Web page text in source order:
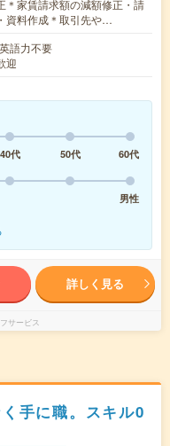
＊家賃請求額の減額修正・請
資料作成＊取引先や…
語力不要
迎
40代 50代
60代
男性
詳しく見る
サービス
手に職。スキル0